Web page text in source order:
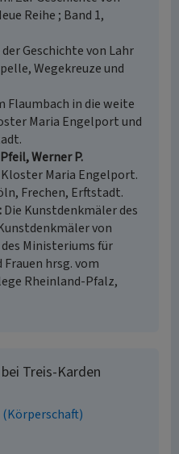
Reihe ; Band 1,
der Geschichte von Lahr
Wegekreuze und
Flaumbach in die weite
Maria Engelport und
Werner P.
Maria Engelport.
Frechen, Erftstadt.
Die Kunstdenkmäler des
von
Ministeriums für
hrsg. vom
Rheinland-Pfalz,
Treis-Karden